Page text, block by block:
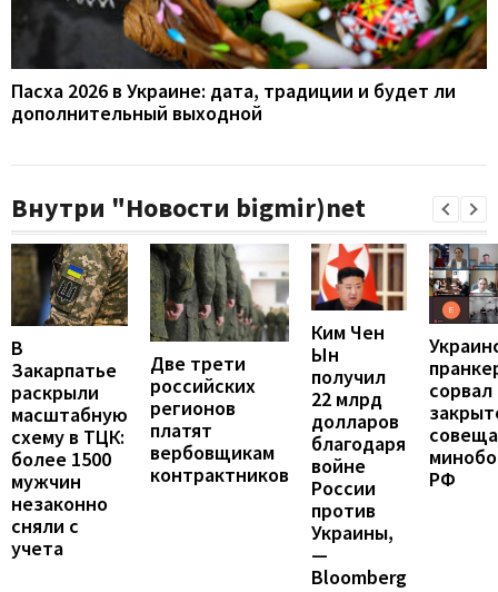
Пасха 2026 в Украине: дата, традиции и будет ли
дополнительный выходной
Внутри "Новости bigmir)net
В
Закарпатье
раскрыли
масштабную
схему в ТЦК:
более 1500
мужчин
незаконно
сняли с
учета
Две трети
российских
регионов
платят
вербовщикам
контрактников
Ким Чен
Ын
получил
22 млрд
долларов
благодаря
войне
России
против
Украины,
—
Bloomberg
сорвал
РФ